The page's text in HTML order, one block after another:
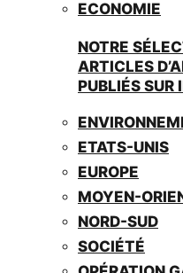
ECONOMIE
NOTRE
ARTICLES
PUBLIÉS SUR
ETATS-UNIS
EUROPE
MOYEN-
NORD-SUD
SOCIÉTÉ